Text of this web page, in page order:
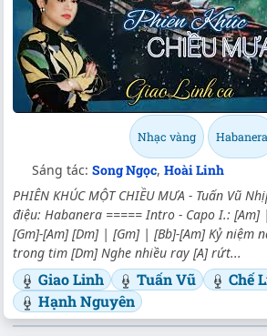
Nhạc vàng Habanera
Sáng tác: Song Ngọc, Hoài Linh
PHIÊN KHÚC MỘT CHIỀU MƯA - Tuấn Vũ
điệu: Habanera ===== Intro - Capo I.:
[Gm]-[Am] [Dm] | [Gm] | [Bb]-[Am] Kỷ niệm
trong tim [Dm] Nghe nhiều ray [A] rứt...
Giao Linh Tuấn Vũ
Chế
Hạnh Nguyên